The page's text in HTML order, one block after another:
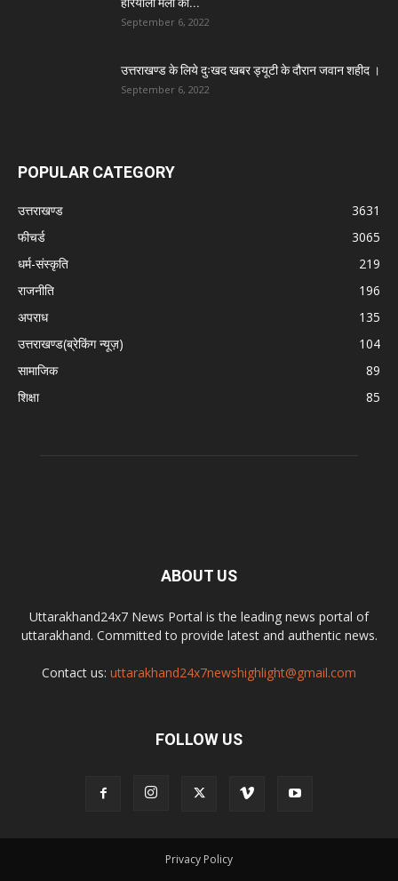
हरियाली मेला का...
September 6, 2022
उत्तराखण्ड के लिये दुःखद खबर ड्यूटी के दौरान जवान शहीद ।
September 6, 2022
POPULAR CATEGORY
उत्तराखण्ड
3631
फीचर्ड
3065
धर्म-संस्कृति
219
राजनीति
196
अपराध
135
उत्तराखण्ड(ब्रेकिंग न्यूज़)
104
सामाजिक
89
शिक्षा
85
ABOUT US
Uttarakhand24x7 News Portal is the leading news portal of
uttarakhand. Committed to provide latest and authentic news.
Contact us: uttarakhand24x7newshighlight@gmail.com
FOLLOW US
Privacy Policy